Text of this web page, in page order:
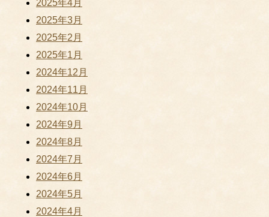
2025年4月
2025年3月
2025年2月
2025年1月
2024年12月
2024年11月
2024年10月
2024年9月
2024年8月
2024年7月
2024年6月
2024年5月
2024年4月